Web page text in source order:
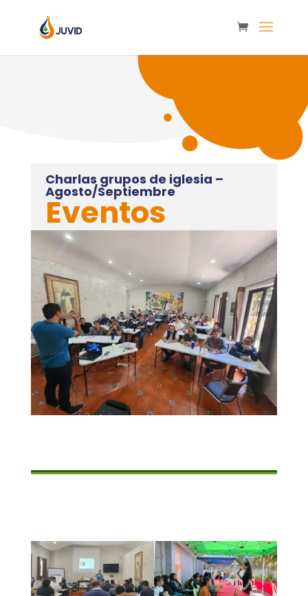
Charlas grupos de iglesia –
Agosto/Septiembre
Eventos